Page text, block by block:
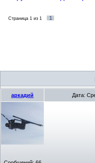
Страница 1 из 1 1
аркадий Дата: